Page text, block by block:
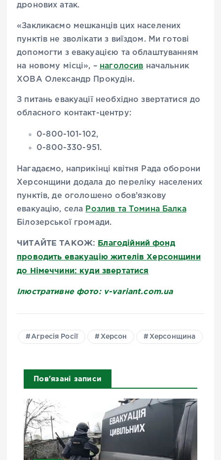
дронових атак.
«Закликаємо мешканців цих населених
пунктів не зволікати з виїздом. Ми готові
допомогти з евакуацією та облаштуванням
на новому місці», – наголосив начальник
ХОВА Олександр Прокудін.
З питань евакуації необхідно звертатися до
обласного контакт-центру:
0-800-101-102,
0-800-330-951.
Нагадаємо, наприкінці квітня Рада оборони
Херсонщини додала до переліку населених
пунктів, де оголошено обов’язкову
евакуацію, села Розлив та Томина Балка
Білозерської громади.
ЧИТАЙТЕ ТАКОЖ: Благодійний фонд
проводить евакуацію жителів Херсонщини
до Німеччини: куди звертатися
Ілюстративне фото: v-variant.com.ua
Агресія Росії Херсон Херсонщина
Пов'язані записи